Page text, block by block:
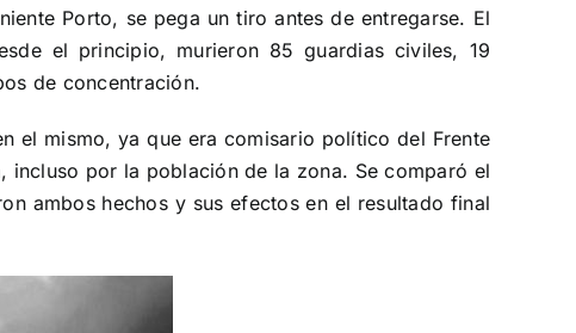
Porto, se pega un tiro antes de entregarse. El
el principio, murieron 85 guardias civiles, 19
de concentración.
el mismo, ya que era comisario político del Frente
por la población de la zona. Se comparó el
ambos hechos y sus efectos en el resultado final